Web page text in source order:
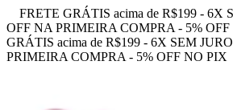
FRETE GRÁTIS acima de R$199 - 6X
OFF NA PRIMEIRA COMPRA - 5%
GRÁTIS acima de R$199 - 6X SEM
PRIMEIRA COMPRA - 5% OFF NO PIX